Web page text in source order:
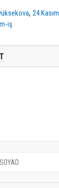
,24
iş